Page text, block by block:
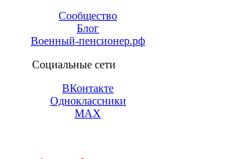
Сообщество
Блог
Военный-пенсионер.рф
Социальные сети
ВКонтакте
Одноклассники
МАХ